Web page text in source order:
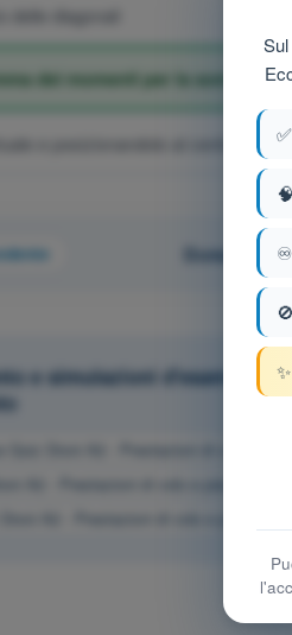
delle diagonali
dei momenti per la somma dei
e posizionandolo al centro
Domanda
e simulazioni d'esame a
Quiz Droni A2 - Prestazioni di volo e
✅
🧠
♾️
🚫
✨